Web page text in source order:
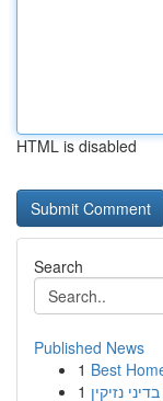
HTML is disabled
Search
Published News
1 Best
1 נזיקין